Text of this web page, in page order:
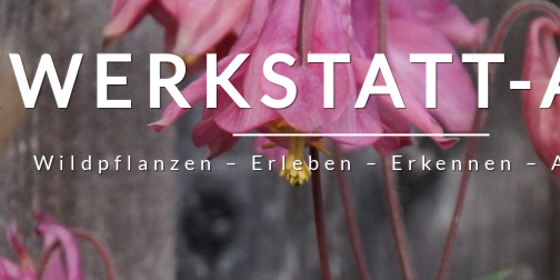
Wildpflanzen – Erleben – Erkennen –